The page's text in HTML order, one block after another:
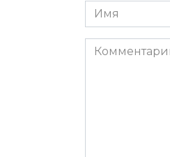
Имя
*
Комментарий